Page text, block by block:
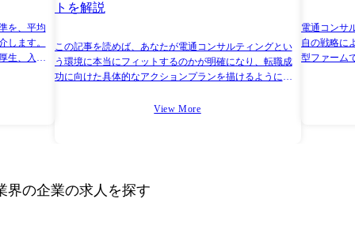
を、平均
します。
生、入社
トを解説
この記事を読めば、あなたが電通コンサルティングとい
う環境に本当にフィットするのかが明確になり、転職成
功に向けた具体的なアクションプランを描けるようにな
View More
電通コンサ
自の戦略に
型ファーム
界の企業の求人を探す